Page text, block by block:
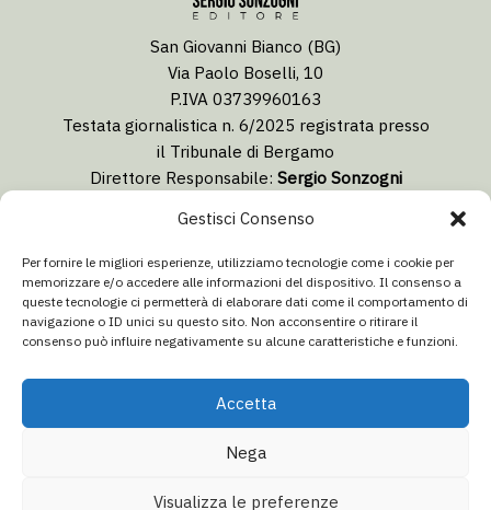
Gestisci Consenso
Per fornire le migliori esperienze, utilizziamo tecnologie come i cookie per
memorizzare e/o accedere alle informazioni del dispositivo. Il consenso a
queste tecnologie ci permetterà di elaborare dati come il comportamento di
navigazione o ID unici su questo sito. Non acconsentire o ritirare il
consenso può influire negativamente su alcune caratteristiche e funzioni.
Accetta
Nega
Visualizza le preferenze
San Giovanni Bianco (BG)
Via Paolo Boselli, 10
P.IVA 03739960163
Testata giornalistica n. 6/2025 registrata presso
il Tribunale di Bergamo
Direttore Responsabile: Sergio Sonzogni
redazione@isolabergamascanews.it
info@italiacommunication.com
Telefono: 0345 41834
© 2026 Isola Bergamasca News - Tutti i diritti riservati